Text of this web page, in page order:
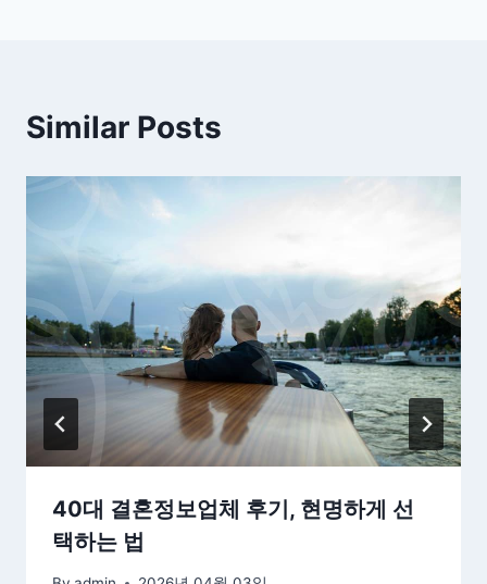
Similar Posts
40대 결혼정보업체 후기, 현명하게 선
택하는 법